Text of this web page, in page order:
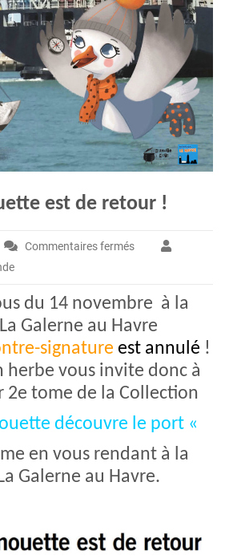
est de retour !
Commentaires ferméssur
mouette
est
de
retour
!
du 14 novembre à la
Galerne au Havre
signature est annulé !
herbe vous invite donc à
2e tome de la Collection
découvre le port «
en vous rendant à la
Galerne au Havre.